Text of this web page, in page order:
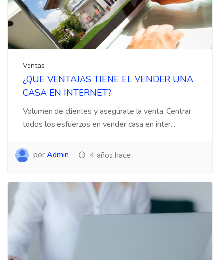
Ventas
¿QUE VENTAJAS TIENE EL VENDER UNA
CASA EN INTERNET?
Volumen de clientes y asegúrate la venta. Centrar
todos los esfuerzos en vender casa en inter...
porAdmin 4 años hace